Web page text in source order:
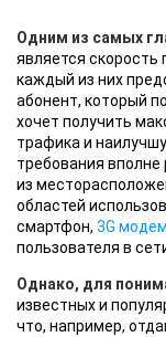
Одним из самых
является
каждый из них
абонент, который
хочет получить
трафика и
требования вполне
из
областей
смартфон, 3G модем
пользователя в
Однако, для
известных и
что, например,